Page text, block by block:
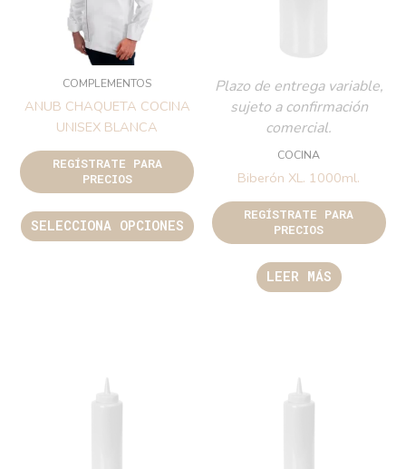
COMPLEMENTOS
ANUB CHAQUETA COCINA
UNISEX BLANCA
REGÍSTRATE PARA
PRECIOS
SELECCIONA OPCIONES
Plazo de entrega variable,
sujeto a confirmación
comercial.
COCINA
Biberón XL. 1000ml.
REGÍSTRATE PARA
PRECIOS
LEER MÁS